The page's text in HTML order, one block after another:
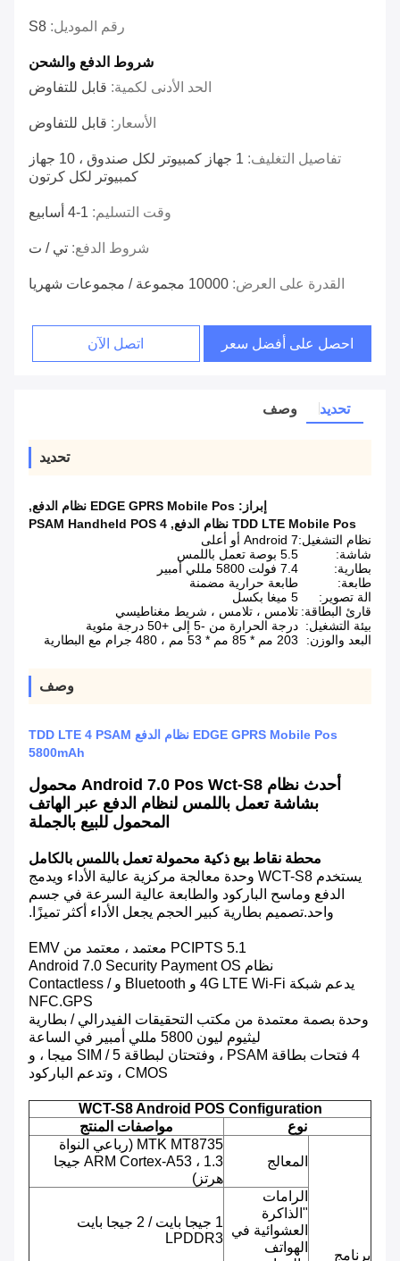
رقم الموديل: S8
شروط الدفع والشحن
الحد الأدنى لكمية: قابل للتفاوض
الأسعار: قابل للتفاوض
تفاصيل التغليف:
1 جهاز كمبيوتر لكل صندوق ، 10 جهاز
كمبيوتر لكل كرتون
وقت التسليم: 1-4 أسابيع
شروط الدفع: تي / ت
القدرة على العرض: 10000 مجموعة / مجموعات شهريا
احصل على أفضل سعر اتصل الآن
تحديد وصف
تحديد
إبراز: EDGE GPRS Mobile Pos نظام الدفع
,
TDD LTE Mobile Pos نظام الدفع
,
4 PSAM Handheld POS
نظام التشغيل:Android 7 أو أعلى
شاشة:
5.5 بوصة تعمل باللمس
بطارية:
7.4 فولت 5800 مللي أمبير
طابعة:
طابعة حرارية مضمنة
الة تصوير:
5 ميغا بكسل
قارئ البطاقة: تلامس ، تلامس ، شريط مغناطيسي
بيئة التشغيل: درجة الحرارة من -5 إلى +50 درجة مئوية
البعد والوزن:
203 مم * 85 مم * 53 مم ، 480 جرام مع البطارية
وصف
EDGE GPRS Mobile Pos نظام الدفع TDD LTE 4 PSAM
5800mAh
أحدث نظام Android 7.0 Pos Wct-S8 محمول
بشاشة تعمل باللمس لنظام الدفع عبر الهاتف
المحمول للبيع بالجملة
محطة نقاط بيع ذكية محمولة تعمل باللمس بالكامل
يستخدم WCT-S8 وحدة معالجة مركزية عالية الأداء ويدمج
الدفع وماسح الباركود والطابعة عالية السرعة في جسم
واحد.تصميم بطارية كبير الحجم يجعل الأداء أكثر تميزًا.
PCIPTS 5.1 معتمد ، معتمد من EMV
نظام Android 7.0 Security Payment OS
يدعم شبكة 4G LTE Wi-Fi و Bluetooth و Contactless /
NFC.GPS
وحدة بصمة معتمدة من مكتب التحقيقات الفيدرالي / بطارية
ليثيوم ليون 5800 مللي أمبير في الساعة
4 فتحات بطاقة PSAM ، وفتحتان لبطاقة SIM / 5 ميجا ، و
CMOS ، وتدعم الباركود
WCT-S8 Android POS Configuration
نوع
مواصفات المنتج
برنامج
المعالج
MTK MT8735 (رباعي النواة
ARM Cortex-A53 ، 1.3 جيجا
هرتز)
الرامات
"الذاكرة
العشوائية في
الهواتف
1 جيجا بايت / 2 جيجا بايت
LPDDR3